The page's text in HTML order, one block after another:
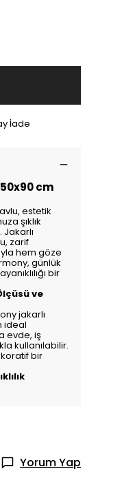
İade
cm
estetik
şıklık
zarif
hem göze
günlük
bir
ve
jakarlı
ideal
evde, iş
kullanılabilir.
bir
Yorum Yap